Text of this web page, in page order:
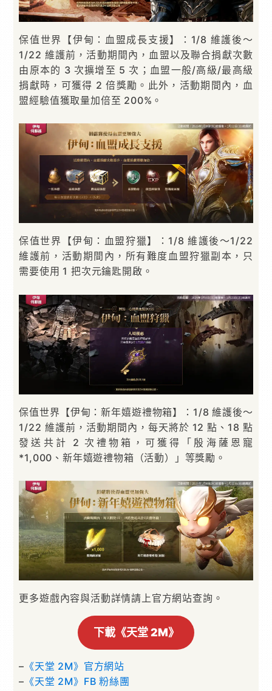
保值世界【伊甸：血盟成長支援】：1/8 維護後～
1/22 維護前，活動期間內，血盟以及聯合捐獻次數
由原本的 3 次擴增至 5 次；血盟一般/高級/最高級
捐獻時，可獲得 2 倍獎勵。此外，活動期間內，血
盟經驗值獲取量加倍至 200%。
保值世界【伊甸：血盟狩獵】：1/8 維護後～1/22
維護前，活動期間內，所有難度血盟狩獵副本，只
需要使用 1 把次元鑰匙開啟。
保值世界【伊甸：新年嬉遊禮物箱】：1/8 維護後～
1/22 維護前，活動期間內，每天將於 12 點、18 點
發送共計 2 次禮物箱，可獲得「殷海薩恩寵
*1,000、新年嬉遊禮物箱（活動）」等獎勵。
更多遊戲內容與活動詳情請上官方網站查詢。
下載《天堂 2M》
– 《天堂 2M》官方網站
– 《天堂 2M》FB 粉絲團